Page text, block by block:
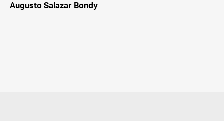
Augusto Salazar Bondy